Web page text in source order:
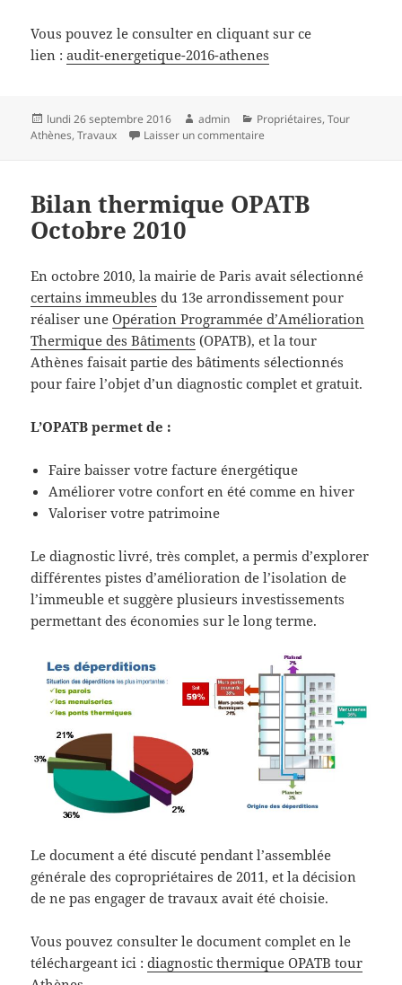
Vous pouvez le consulter en cliquant sur ce
lien :audit-energetique-2016-athenes
Publié
le
lundi 26 septembre 2016 Auteur
admin Catégories
Propriétaires,Tour
Athènes,Travaux Laisser un commentaire
Bilan thermique OPATB
Octobre 2010
En octobre 2010, la mairie de Paris avait sélectionné
certains immeubles du 13e arrondissement pour
réaliser uneOpération Programmée d’Amélioration
Thermique des Bâtiments (OPATB), et la tour
Athènes faisait partie des bâtiments sélectionnés
pour faire l’objet d’un diagnostic complet et gratuit.
L’OPATB permet de :
Faire baisser votre facture énergétique
Améliorer votre confort en été comme en hiver
Valoriser votre patrimoine
Le diagnostic livré, très complet, a permis d’explorer
différentes pistes d’amélioration de l’isolation de
l’immeuble et suggère plusieurs investissements
permettant des économies sur le long terme.
Le document a été discuté pendant l’assemblée
générale des copropriétaires de 2011, et la décision
de ne pas engager de travaux avait été choisie.
Vous pouvez consulter le document complet en le
téléchargeant ici :diagnostic thermique OPATB tour